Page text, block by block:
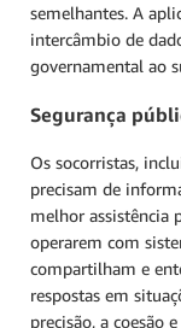
semelhantes. A
intercâmbio de
governamental ao
Segurança
Os socorristas,
precisam de
melhor assistência
operarem com
compartilham e
respostas em
precisão, a coesão